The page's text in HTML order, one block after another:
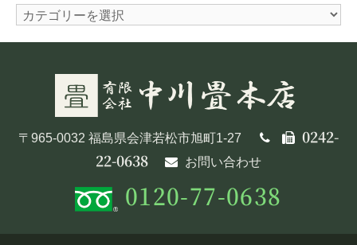
カ
〒965-0032 福島県会津若松市旭町1-27
0242-
22-0638
お問い合わせ
0120-77-0638